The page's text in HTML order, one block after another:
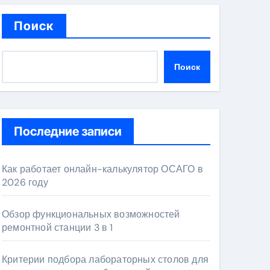
Поиск
Поиск
Последние записи
Как работает онлайн-калькулятор ОСАГО в
2026 году
Обзор функциональных возможностей
ремонтной станции 3 в 1
Критерии подбора лабораторных столов для